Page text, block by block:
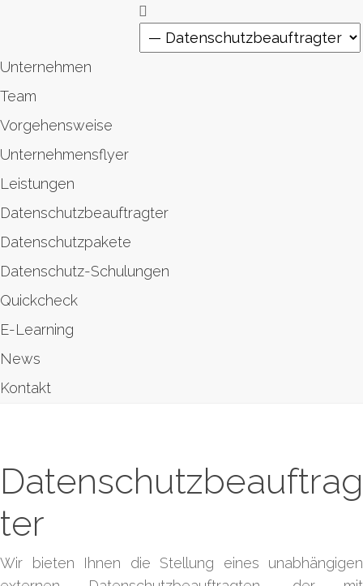
Unternehmen
Team
Vorgehensweise
Unternehmensflyer
Leistungen
Datenschutzbeauftragter
Datenschutzpakete
Datenschutz-Schulungen
Quickcheck
E-Learning
News
Kontakt
Datenschutzbeauftrag
ter
Wir bieten Ihnen die Stellung eines unabhängigen